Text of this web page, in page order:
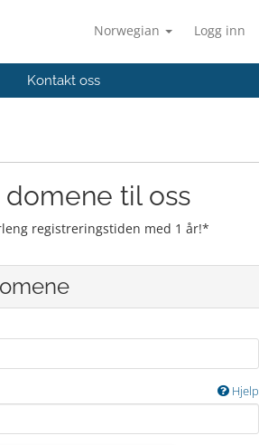
Norwegian Logg inn
Kontakt oss
til oss
registreringstiden med 1 år!*
Hjelp